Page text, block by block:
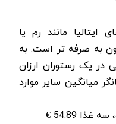
ایتالیا مانند رم یا
به صرفه ­تر است. به
در یک رستوران ارزان
میانگین سایر موارد